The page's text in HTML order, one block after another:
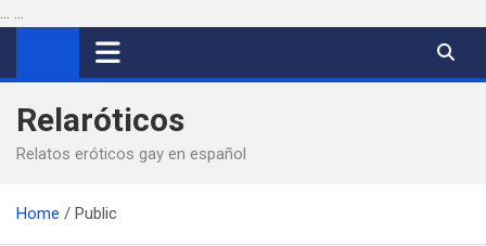
... ...
Relaróticos
Relatos eróticos gay en español
Home Public